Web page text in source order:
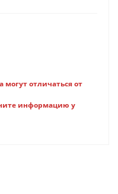
отличаться от
информацию у